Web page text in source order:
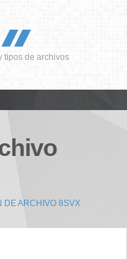
tipos de archivos
DE ARCHIVO 8SVX